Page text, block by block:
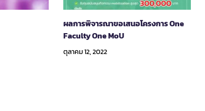
ผลการพิจารณาขอเสนอโครงการ One
Faculty One MoU
ตุลาคม 12, 2022